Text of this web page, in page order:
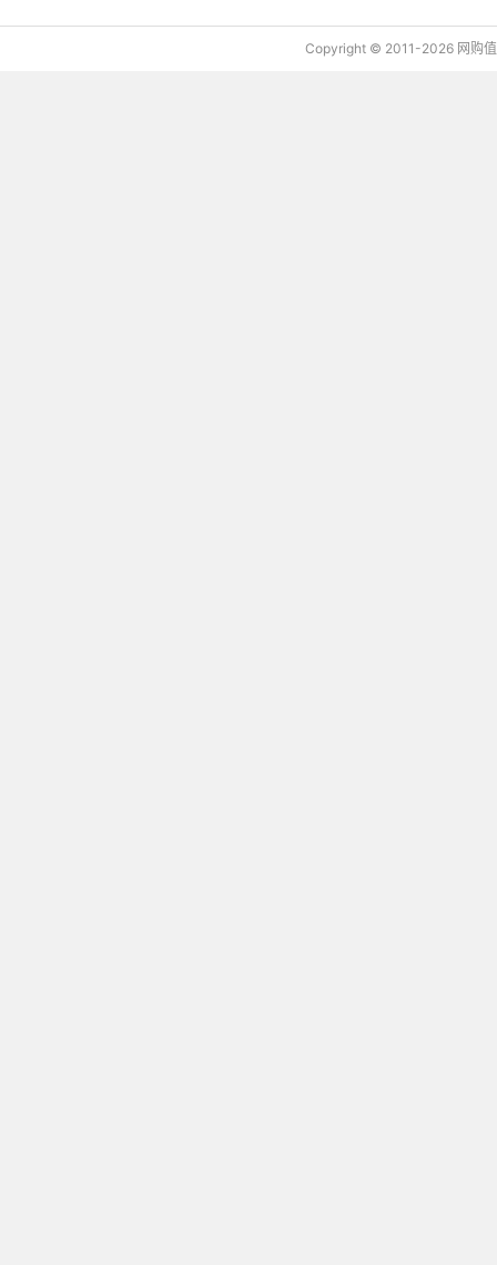
Copyright © 2011-2026 网购